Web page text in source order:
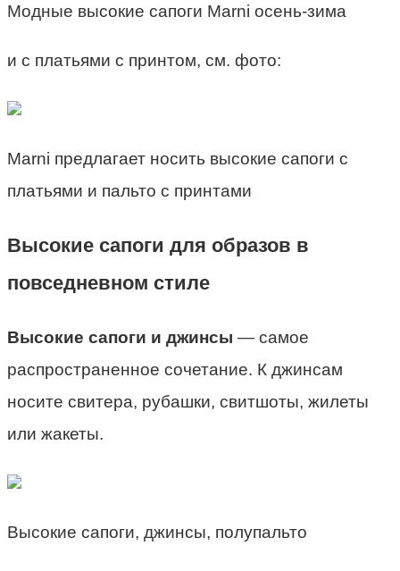
Модные высокие сапоги Marni осень-зима
и с платьями с принтом, см. фото:
Marni предлагает носить высокие сапоги с
платьями и пальто с принтами
Высокие сапоги для образов в
повседневном стиле
Высокие сапоги и джинсы — самое
распространенное сочетание. К джинсам
носите свитера, рубашки, свитшоты, жилеты
или жакеты.
Высокие сапоги, джинсы, полупальто